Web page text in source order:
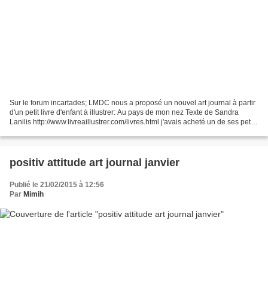
Sur le forum incartades; LMDC nous a proposé un nouvel art journal à partir
d'un petit livre d'enfant à illustrer: Au pays de mon nez Texte de Sandra
Lanilis http://www.livreaillustrer.com/livres.html j'avais acheté un de ses petits
positiv attitude art journal janvier
Publié le 21/02/2015 à 12:56
Par Mimih